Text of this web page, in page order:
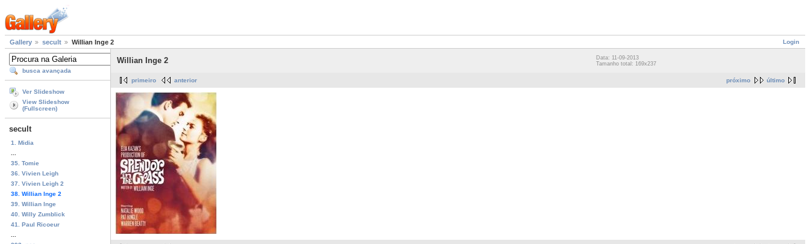
Login
Gallery secult Willian Inge 2
busca avançada
Ver Slideshow
View Slideshow
(Fullscreen)
secult
1. Midia
35. Tomie
36. Vivien Leigh
37. Vivien Leigh 2
38. Willian Inge 2
39. Willian Inge
40. Willy Zumblick
41. Paul Ricoeur
Willian Inge 2
Data: 11-09-2013
Tamanho total: 169x237
próximo último
primeiro anterior